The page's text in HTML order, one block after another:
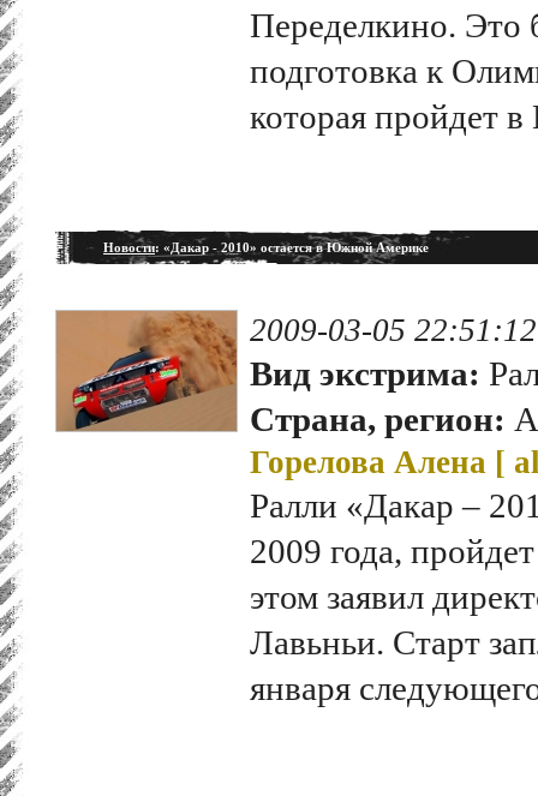
Переделкино. Это
подготовка к
которая пройдет в
Новости: «Дакар - 2010» остается в Южной Америке
2009-03-05 22:51:12
Вид экстрима:
Страна, регион:
Горелова Алена [
Ралли «Дакар –
2009 года,
этом заявил
Лавьньи. Старт
января